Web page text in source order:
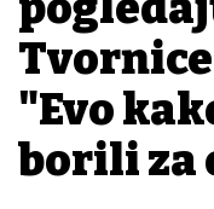
"Evo
borili za